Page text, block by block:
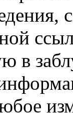
в